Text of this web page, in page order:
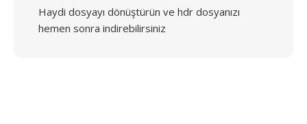
Haydi dosyayı dönüştürün ve hdr dosyanızı
hemen sonra indirebilirsiniz